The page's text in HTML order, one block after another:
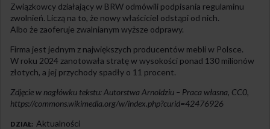
Związkowcy działający w BRW odmówili podpisania regulaminu
zwolnień. Liczą na to, że nowy właściciel odstąpi od nich.
Albo że zaoferuje zwalnianym wyższe odprawy.
Firma jest jednym z największych producentów mebli w Polsce.
W roku 2024 zanotowała stratę w wysokości ponad 130 milionów
złotych, a jej przychody spadły o 11 procent.
Zdjęcie w nagłówku tekstu: Autorstwa Arnoldziu – Praca własna, CC0,
https://commons.wikimedia.org/w/index.php?curid=42476926
DZIAŁ Aktualności